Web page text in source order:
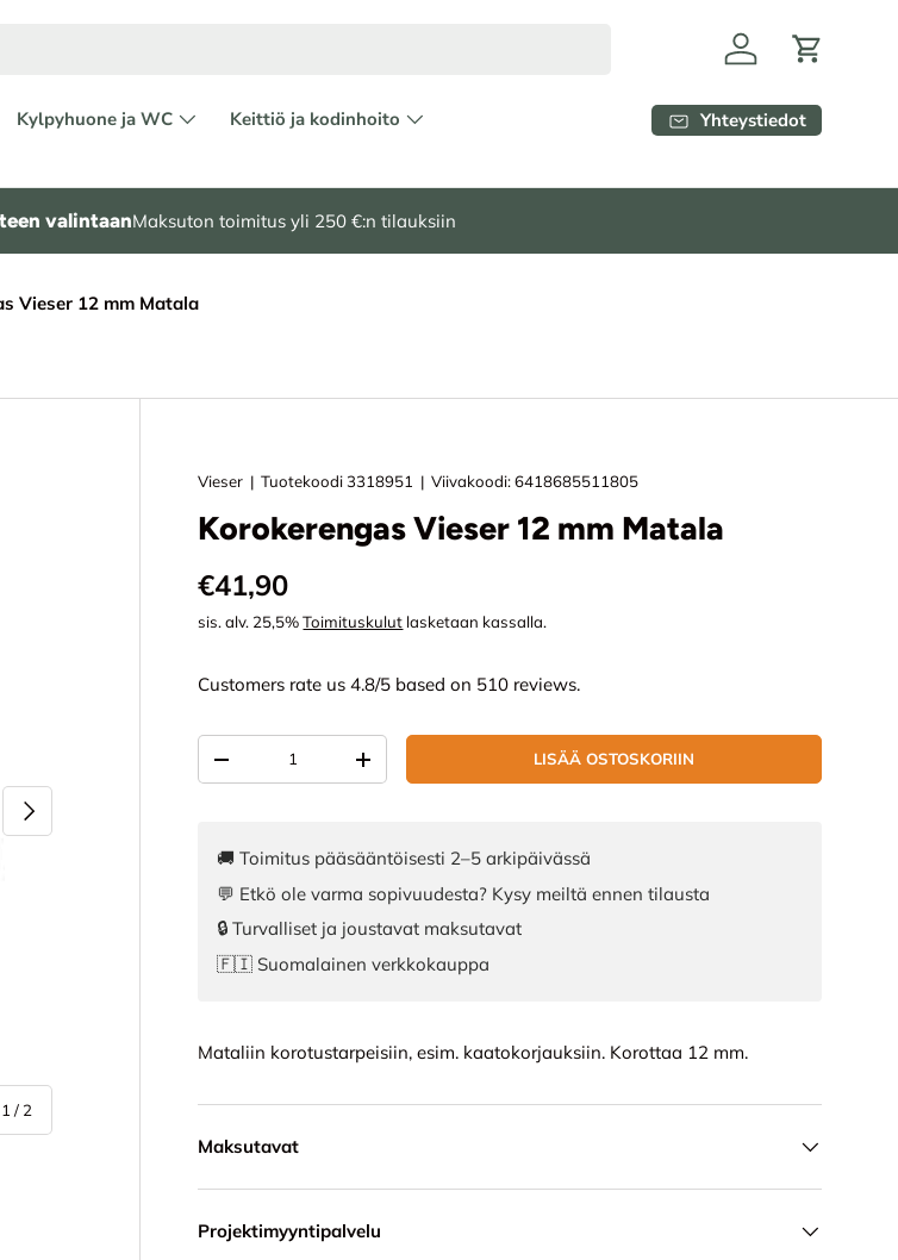
KirjauduOstoskori
Kylpyhuone ja WC
Keittiö ja kodinhoito
Yhteystiedot
valintaanMaksuton toimitus yli 250 €:n tilauksiin
Vieser 12 mm Matala
1 / /2
SEURAAVA
Vieser |Tuotekoodi 3318951 |Viivakoodi: 6418685511805
Korokerengas Vieser 12 mm Matala
Normaali hinta
€41,90
sis. alv. 25,5%Toimituskulut lasketaan kassalla.
Customers rate us 4.8/5 based on 510 reviews.
VÄHENNÄ MÄÄRÄÄLISÄÄ MÄÄRÄÄ LISÄÄ OSTOSKORIIN
🚚 Toimitus pääsääntöisesti 2–5 arkipäivässä
💬 Etkö ole varma sopivuudesta? Kysy meiltä ennen tilausta
🔒 Turvalliset ja joustavat maksutavat
🇫🇮 Suomalainen verkkokauppa
Mataliin korotustarpeisiin, esim. kaatokorjauksiin. Korottaa 12 mm.
Maksutavat
Projektimyyntipalvelu